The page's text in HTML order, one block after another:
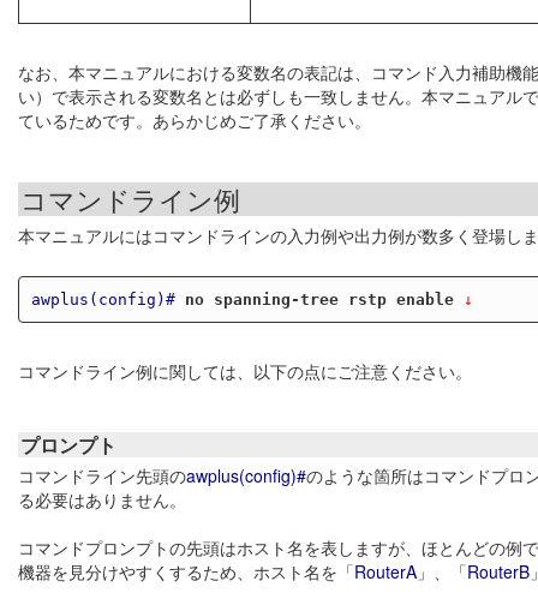
なお、本マニュアルにおける変数名の表記は、コマンド入力補助機
い）で表示される変数名とは必ずしも一致しません。本マニュア
ているためです。あらかじめご了承ください。
コマンドライン例
本マニュアルにはコマンドラインの入力例や出力例が数多く登場し
awplus(config)# no spanning-tree rstp enable ↓
コマンドライン例に関しては、以下の点にご注意ください。
プロンプト
コマンドライン先頭のawplus(config)#のような箇所はコマンドプロ
る必要はありません。
コマンドプロンプトの先頭はホスト名を表しますが、ほとんどの例
機器を見分けやすくするため、ホスト名を「RouterA 」、「RouterB